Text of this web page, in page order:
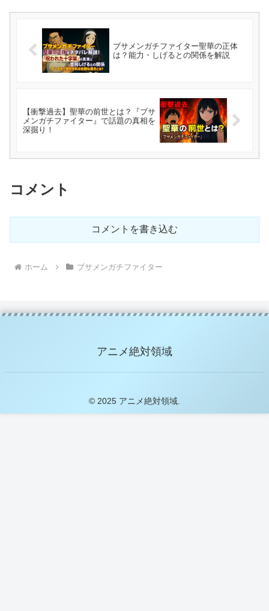
ブサメンガチファイター聖華の正体
は？能力・しげるとの関係を解説
【衝撃過去】聖華の前世とは？『ブサ
メンガチファイター』で話題の真相を
深掘り！
コメント
コメントを書き込む
ホーム ブサメンガチファイター
アニメ絶対領域
© 2025 アニメ絶対領域.